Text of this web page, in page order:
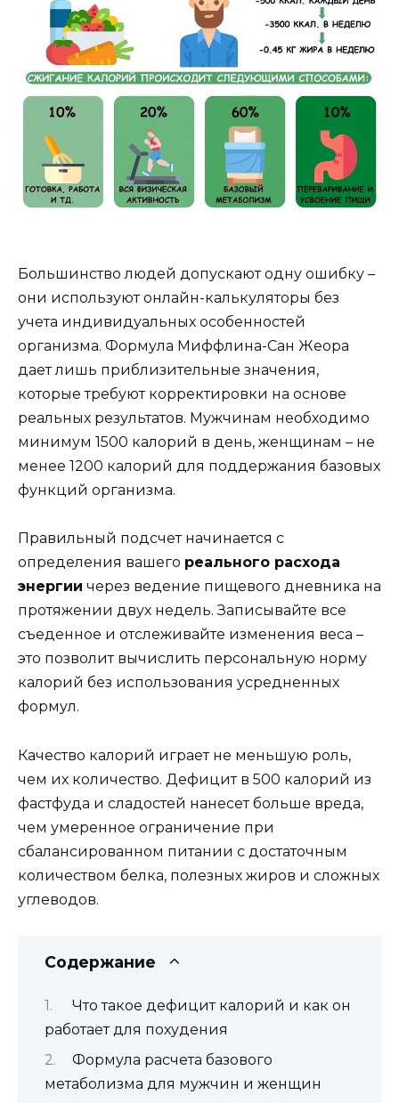
Большинство людей допускают одну ошибку –
они используют онлайн-калькуляторы без
учета индивидуальных особенностей
организма. Формула Миффлина-Сан Жеора
дает лишь приблизительные значения,
которые требуют корректировки на основе
реальных результатов. Мужчинам необходимо
минимум 1500 калорий в день, женщинам – не
менее 1200 калорий для поддержания базовых
функций организма.
Правильный подсчет начинается с
определения вашего реального расхода
энергии через ведение пищевого дневника на
протяжении двух недель. Записывайте все
съеденное и отслеживайте изменения веса –
это позволит вычислить персональную норму
калорий без использования усредненных
формул.
Качество калорий играет не меньшую роль,
чем их количество. Дефицит в 500 калорий из
фастфуда и сладостей нанесет больше вреда,
чем умеренное ограничение при
сбалансированном питании с достаточным
количеством белка, полезных жиров и сложных
углеводов.
Содержание
Что такое дефицит калорий и как он
работает для похудения
Формула расчета базового
метаболизма для мужчин и женщин